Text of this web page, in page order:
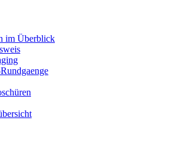
im Überblick